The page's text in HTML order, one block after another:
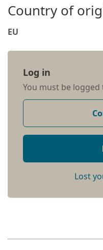
Country of
EU
Log in
You must be
Lost